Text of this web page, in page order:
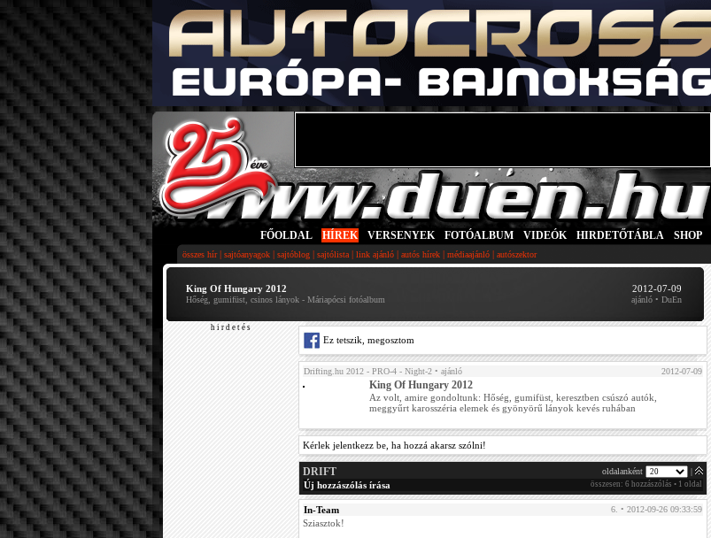
FŐOLDAL HÍREK VERSENYEK FOTÓALBUM VIDEÓK HIRDETŐTÁBLA SHOP
összes hír| sajtóanyagok | sajtóblog | sajtólista | link ajánló | autós hírek | médiaajánló | autószektor
King Of Hungary 2012
Hőség, gumifüst, csinos lányok - Máriapócsi fotóalbum
2012-07-09
ajánló • DuEn
h i r d e t é s
Ez tetszik, megosztom
Drifting.hu 2012 - PRO-4 - Night-2 • ajánló 2012-07-09
King Of Hungary 2012
Az volt, amire gondoltunk: Hőség, gumifüst, keresztben csúszó autók,
meggyűrt karosszéria elemek és gyönyörű lányok kevés ruhában
Kérlek jelentkezz be, ha hozzá akarsz szólni!
DRIFT oldalanként
Új hozzászólás írása összesen: 6 hozzászólás • 1 oldal
In-Team 6. • 2012-09-26 09:33:59
Sziasztok!